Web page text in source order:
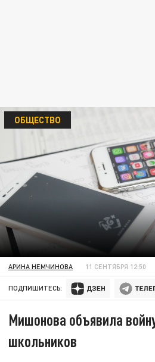
ОБЩЕСТВО
АРИНА НЕМЧИНОВА 11 СЕНТЯБРЯ 12:50
ПОДПИШИТЕСЬ:
Мишонова объявила
школьников